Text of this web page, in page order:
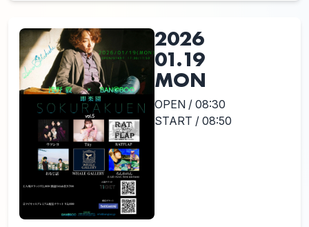
2026
01.19
MON
OPEN / 08:30
START / 08:50